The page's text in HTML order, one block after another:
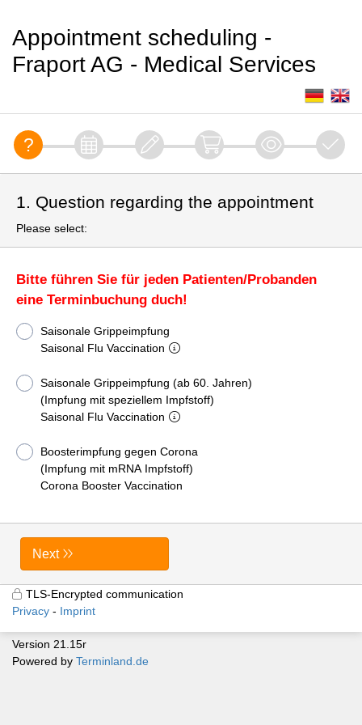
Appointment scheduling -
Fraport AG - Medical Services
1. Question regarding the appointment
Please select:
Bitte führen Sie für jeden Patienten/Probanden
eine Terminbuchung duch!
Saisonale Grippeimpfung
Saisonal Flu Vaccination
Saisonale Grippeimpfung (ab 60. Jahren)
(Impfung mit speziellem Impfstoff)
Saisonal Flu Vaccination
Boosterimpfung gegen Corona
(Impfung mit mRNA Impfstoff)
Corona Booster Vaccination
Next
TLS-Encrypted communication
Privacy
Imprint
Version 21.15r
Powered by Terminland.de